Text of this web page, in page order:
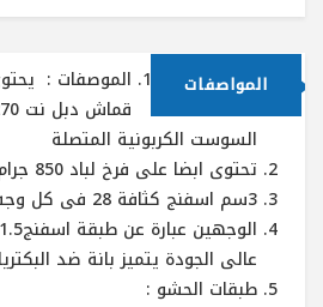
المواصفات
الموصفات :
السوست الكربونية المتصلة
تحتوى ابضا على فرخ لباد 850 جرام عازلة لحماية المرتبة
3سم اسفنج كثافة 28 فى كل وجه
عالى الجودة يتميز بانة ضد
طبقات الحشو :